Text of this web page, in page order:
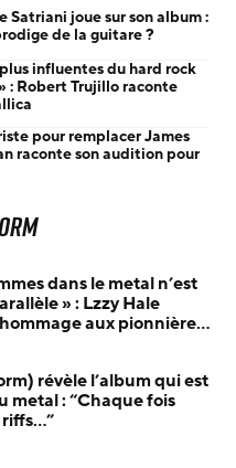
Satriani joue sur son album :
de la guitare ?
influentes du hard rock
: Robert Trujillo raconte
pour remplacer James
raconte son audition pour
dans le metal n’est
» : Lzzy Hale
aux pionnières
révèle l’album qui est
metal : “Chaque fois
riffs…”